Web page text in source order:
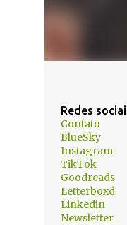
Redes
Contato
BlueSky
Instagram
TikTok
Goodreads
Letterboxd
Linkedin
Newsletter